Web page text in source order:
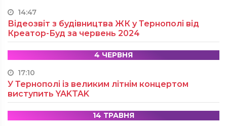
14:47
Відеозвіт з будівництва ЖК у Тернополі від
Креатор-Буд за червень 2024
4 ЧЕРВНЯ
17:10
У Тернополі із великим літнім концертом
виступить YAKTAK
14 ТРАВНЯ